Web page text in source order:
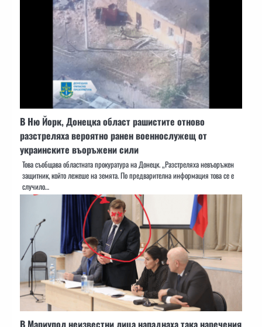
В Ню Йорк, Донецка област рашистите отново
разстреляха вероятно ранен военнослужещ от
украинските въоръжени сили
Това съобщава областната прокуратура на Донецк. „Разстреляха невъоръжен
защитник, който лежеше на земята. По предварителна информация това се е
случило…
В Мариупол неизвестни лица нападнаха така наречения